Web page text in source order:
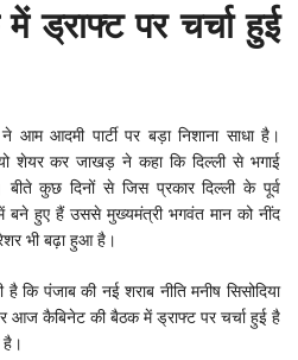
ड्राफ्ट पर चर्चा हुई
आदमी पार्टी पर बड़ा निशाना साधा है।
शेयर कर जाखड़ ने कहा कि दिल्ली से भगाई
कुछ दिनों से जिस प्रकार दिल्ली के पूर्व
में बने हुए हैं उससे मुख्यमंत्री भगवंत मान को नींद
भी बढ़ा हुआ है।
कि पंजाब की नई शराब नीति मनीष सिसोदिया
आज कैबिनेट की बैठक में ड्राफ्ट पर चर्चा हुई है